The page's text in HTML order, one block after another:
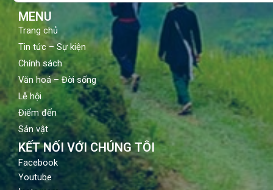
MENU
Trang chủ
Tin tức – Sự kiện
Chính sách
Văn hoá – Đời sống
Lễ hội
Điểm đến
Sản vật
KẾT NỐI VỚI CHÚNG TÔI
Facebook
Youtube